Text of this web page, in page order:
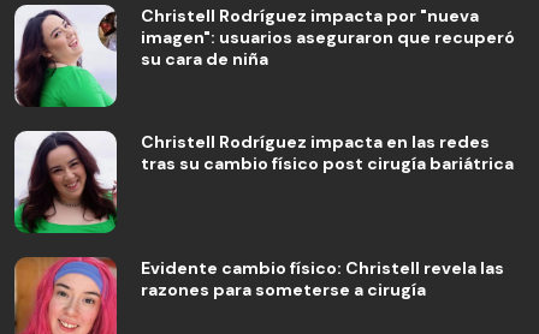
Christell Rodríguez impacta por "nueva
imagen": usuarios aseguraron que recuperó
su cara de niña
Christell Rodríguez impacta en las redes
tras su cambio físico post cirugía bariátrica
Evidente cambio físico: Christell revela las
razones para someterse a cirugía